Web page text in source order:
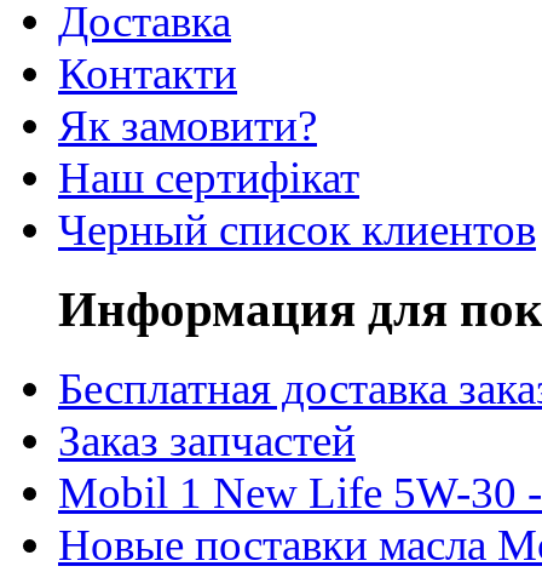
Доставка
Контакти
Як замовити?
Наш сертифікат
Черный список клиентов
Информация для
Бесплатная доставка
Заказ запчастей
Mobil 1 New Life 5W-30 -
Новые поставки масла